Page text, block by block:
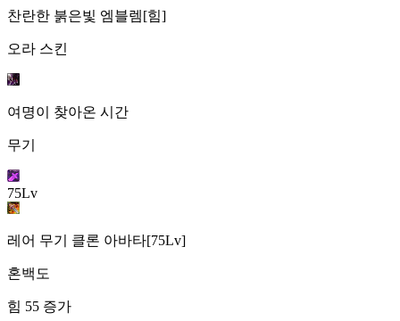
찬란한 붉은빛 엠블렘[힘]
오라 스킨
여명이 찾아온 시간
무기
75Lv
레어 무기 클론 아바타[75Lv]
혼백도
힘 55 증가